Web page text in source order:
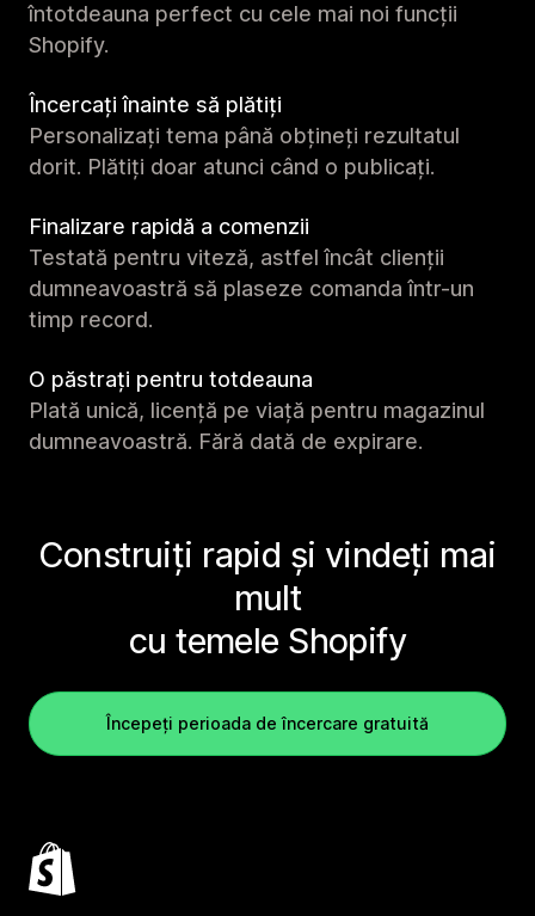
întotdeauna perfect cu cele mai noi funcții
Shopify.
Încercați înainte să plătiți
Personalizați tema până obțineți rezultatul
dorit. Plătiți doar atunci când o publicați.
Finalizare rapidă a comenzii
Testată pentru viteză, astfel încât clienții
dumneavoastră să plaseze comanda într-un
timp record.
O păstrați pentru totdeauna
Plată unică, licență pe viață pentru magazinul
dumneavoastră. Fără dată de expirare.
Construiți rapid și vindeți mai
mult
cu temele Shopify
Începeți perioada de încercare gratuită